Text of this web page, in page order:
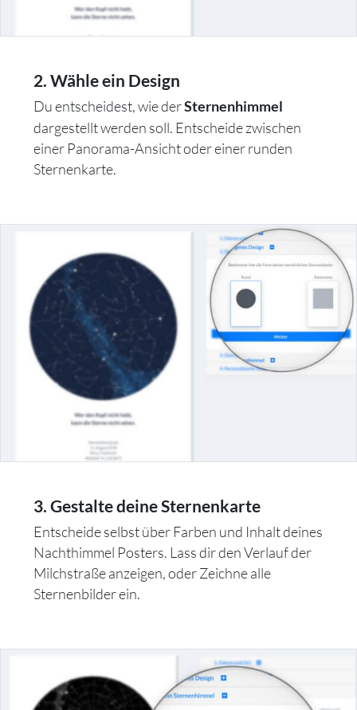
2. Wähle ein Design
Du entscheidest, wie derSternenhimmel
dargestellt werden soll. Entscheide zwischen
einer Panorama-Ansicht oder einer runden
Sternenkarte.
3. Gestalte deine Sternenkarte
Entscheide selbst über Farben und Inhalt deines
Nachthimmel Posters. Lass dir den Verlauf der
Milchstraße anzeigen, oder Zeichne alle
Sternenbilder ein.